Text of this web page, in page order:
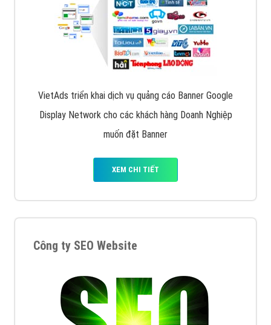
VietAds triển khai dịch vụ quảng cáo Banner Google
Display Network cho các khách hàng Doanh Nghiệp
muốn đặt Banner
XEM CHI TIẾT
Công ty SEO Website